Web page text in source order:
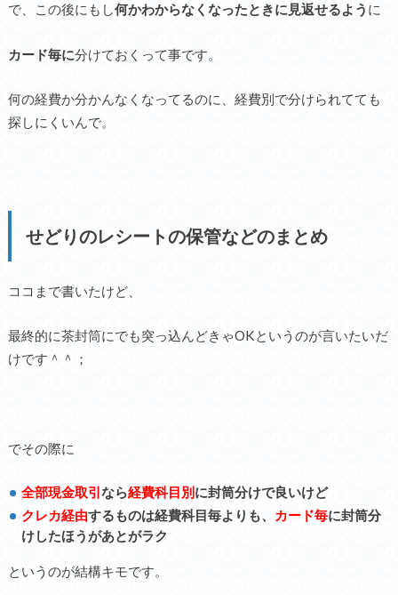
で、この後にもし何かわからなくなったときに見返せるよう に
カード毎に分けておくって事です。
何の経費か分かんなくなってるのに、経費別で分けられてても
探しにくいんで。
せどりのレシートの保管などのまとめ
ココまで書いたけど、
最終的に茶封筒にでも突っ込んどきゃOKというのが言いたいだ
けです＾＾；
でその際に
全部現金取引なら経費科目別に封筒分けで良いけど
クレカ経由するものは経費科目毎よりも、 カード毎に封筒分
けしたほうがあとがラク
というのが結構キモです。